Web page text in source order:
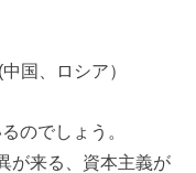
国、ロシア）
のでしょう。
が来る、資本主義が